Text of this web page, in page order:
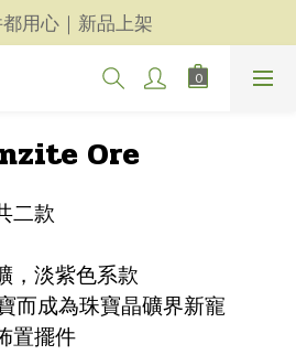
玉石飾品｜精選商品
用心｜新品上架
玉石飾品｜精選商品
Ore
二款
，淡紫色系款
而成為珠寶晶礦界新寵
置擺件